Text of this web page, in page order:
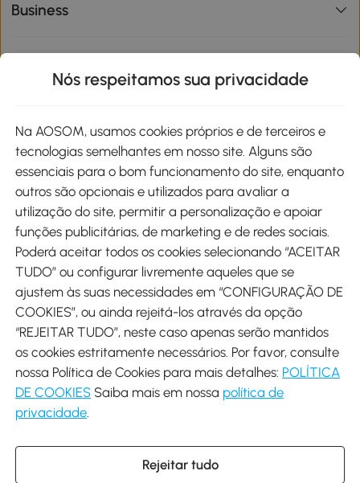
Business
Métodos de pagamento
Envio
Descarregar Aosom App
Google Play
+34 931 294 512 (Seg-Sex das 7:30 às 16:30h)
Nós respeitamos sua privacidade
Na AOSOM, usamos cookies próprios e de terceiros e
tecnologias semelhantes em nosso site. Alguns são
essenciais para o bom funcionamento do site, enquanto
outros são opcionais e utilizados para avaliar a
utilização do site, permitir a personalização e apoiar
funções publicitárias, de marketing e de redes sociais.
Poderá aceitar todos os cookies selecionando “ACEITAR
TUDO” ou configurar livremente aqueles que se
ajustem às suas necessidades em “CONFIGURAÇÃO DE
COOKIES”, ou ainda rejeitá-los através da opção
“REJEITAR TUDO”, neste caso apenas serão mantidos
os cookies estritamente necessários. Por favor, consulte
nossa Política de Cookies para mais detalhes: POLÍTICA
DE COOKIES Saiba mais em nossa política de
privacidade
Rejeitar tudo